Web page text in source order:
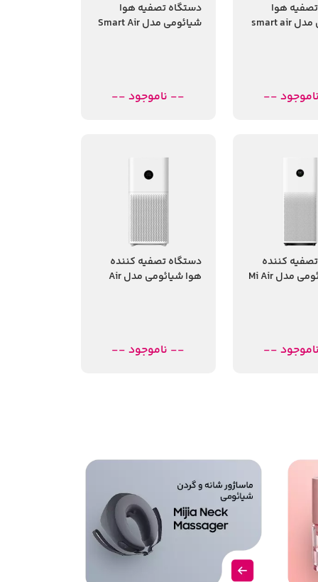
هوا
شیائومی مدل smart air
--
دستگاه تصفیه هوا
شیائومی مدل Smart Air
-- ناموجود --
کننده
هوا شیائومی مدل Mi Air
--
دستگاه تصفیه کننده
هوا شیائومی مدل Air
-- ناموجود --